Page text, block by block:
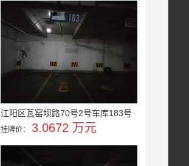
江阳区瓦窑坝路70号2号车库183号
挂牌价： 3.0672 万元